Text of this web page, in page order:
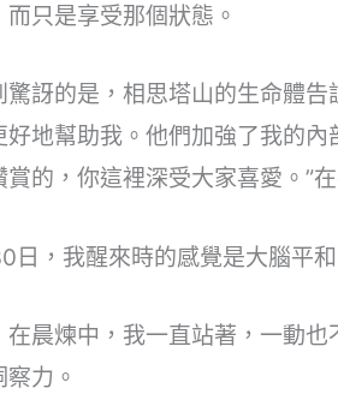
而只是享受那個狀態。
驚訝的是，相思塔山的生命體
好地幫助我。他們加強了我的
賞的，你這裡深受大家喜愛。”
日，我醒來時的感覺是大腦平
在晨煉中，我一直站著，一動
力。